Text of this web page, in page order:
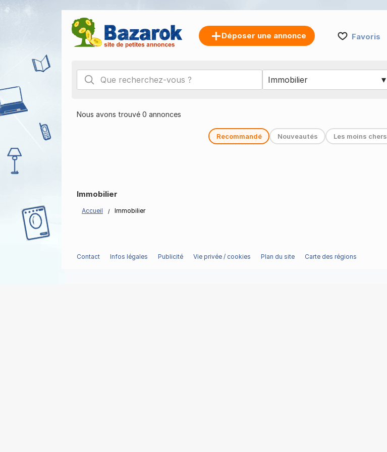
Déposer une annonce Favoris
Nous avons trouvé 0 annonces
Recommandé Nouveautés Les moins chers
Immobilier
Accueil Immobilier
Contact Infos légales Publicité Vie privée / cookies Plan du site Carte des régions